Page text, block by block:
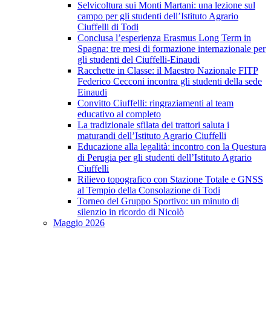
Selvicoltura sui Monti Martani: una lezione sul
campo per gli studenti dell’Istituto Agrario
Ciuffelli di Todi
Conclusa l’esperienza Erasmus Long Term in
Spagna: tre mesi di formazione internazionale per
gli studenti del Ciuffelli-Einaudi
Racchette in Classe: il Maestro Nazionale FITP
Federico Cecconi incontra gli studenti della sede
Einaudi
Convitto Ciuffelli: ringraziamenti al team
educativo al completo
La tradizionale sfilata dei trattori saluta i
maturandi dell’Istituto Agrario Ciuffelli
Educazione alla legalità: incontro con la Questura
di Perugia per gli studenti dell’Istituto Agrario
Ciuffelli
Rilievo topografico con Stazione Totale e GNSS
al Tempio della Consolazione di Todi
Torneo del Gruppo Sportivo: un minuto di
silenzio in ricordo di Nicolò
Maggio 2026